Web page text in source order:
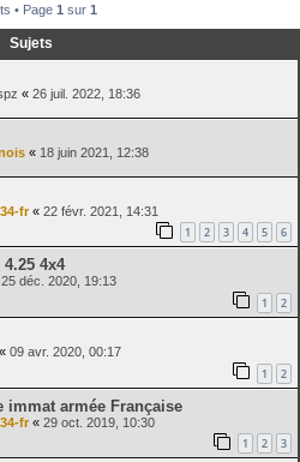
• Page 1 sur 1
Sujets
« 26 juil. 2022, 18:36
« 18 juin 2021, 12:38
fr« 22 févr. 2021, 14:31
1 2 3 4 5 6
4x4
25 déc. 2020, 19:13
1 2
09 avr. 2020, 00:17
1 2
immat armée Française
fr « 29 oct. 2019, 10:30
1 2 3